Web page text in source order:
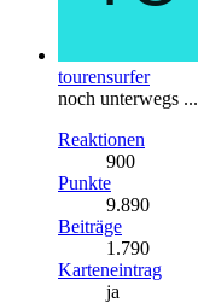
tourensurfer
noch unterwegs ...
Reaktionen
900
Punkte
9.890
Beiträge
1.790
Karteneintrag
ja